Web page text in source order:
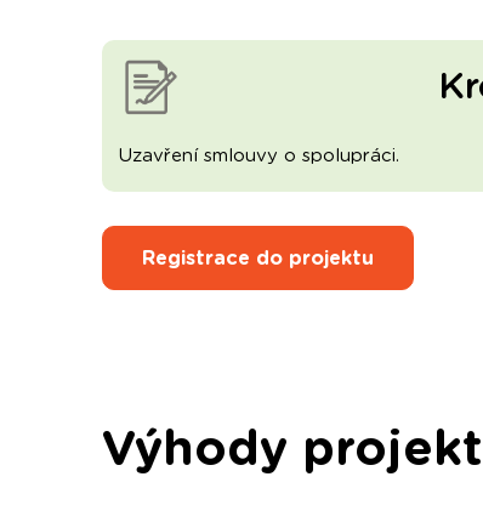
Uzavření smlouvy o spolupráci.
Registrace do projektu
Výhody